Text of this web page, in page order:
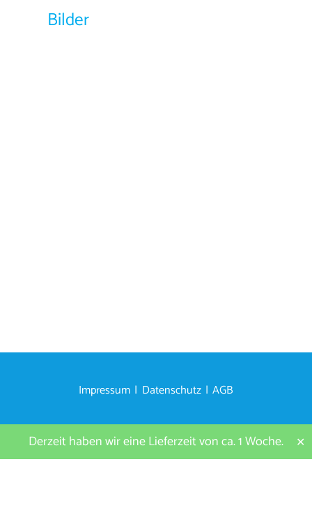
Derzeit haben wir eine Lieferzeit von ca. 1 Woche. ✕
Bilder
Impressum Datenschutz AGB